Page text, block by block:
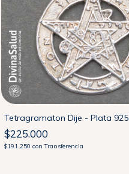
Tetragramaton Dije - Plata 925
$225.000
$191.250 con Transferencia